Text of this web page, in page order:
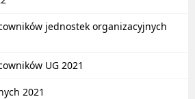
jednostek organizacyjnych
UG 2021
2021